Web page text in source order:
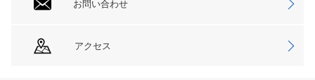
お問い合わせ
アクセス